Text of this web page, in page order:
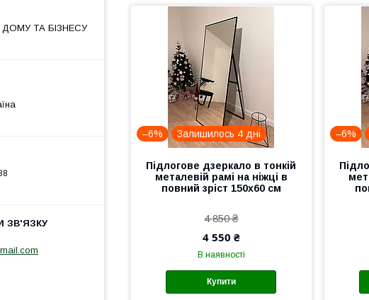
–6% Залишилось 4 дні
Підлогове дзеркало в тонкій
металевій рамі на ніжці в
повний зріст 150x60 см
4 850 ₴
4 550 ₴
В наявності
Купити
–6%
ТА БІЗНЕСУ